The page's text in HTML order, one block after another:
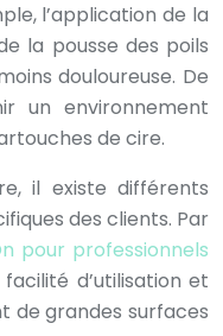
l’application de la
la pousse des poils
douloureuse. De
un environnement
de cire.
il existe différents
des clients. Par
pour professionnels
d’utilisation et
de grandes surfaces